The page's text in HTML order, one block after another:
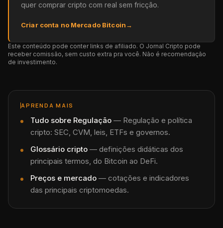
quer comprar cripto com real sem fricção.
Criar conta no Mercado Bitcoin→
Este conteúdo pode conter links de afiliado. O Jornal Cripto pode
receber comissão, sem custo extra pra você. Não é recomendação
de investimento.
APRENDA MAIS
Tudo sobre Regulação — Regulação e política
cripto: SEC, CVM, leis, ETFs e governos.
Glossário cripto — definições didáticas dos
principais termos, do Bitcoin ao DeFi.
Preços e mercado — cotações e indicadores
das principais criptomoedas.